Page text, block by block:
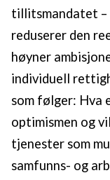
tillitsmandatet –
reduserer den
høyner
individuell
som følger: Hva
optimismen og
tjenester som
samfunns- og